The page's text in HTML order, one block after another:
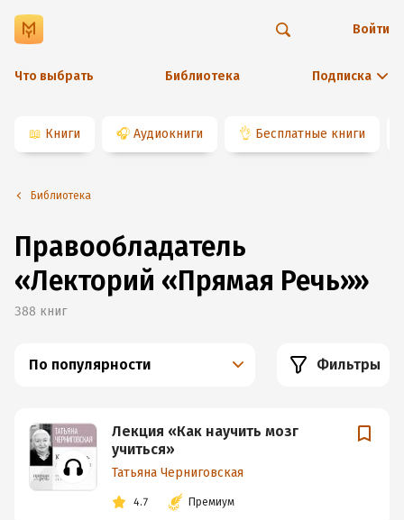
Что выбрать Библиотека Подписка
Войти
📖 Книги 🎧 Аудиокниги 👌 Бесплатные книги
Библиотека
Правообладатель
«Лекторий «Прямая Речь»»
388 книг
По популярности Фильтры
Лекция «Как научить мозг
учиться»
Татьяна Черниговская
4.7 Премиум